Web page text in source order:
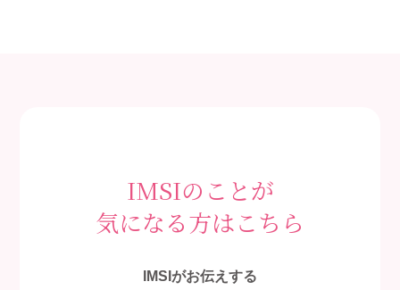
IMSIのことが
気になる方はこちら
IMSIがお伝えする